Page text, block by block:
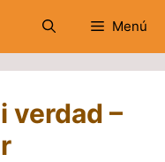
Menú
verdad –